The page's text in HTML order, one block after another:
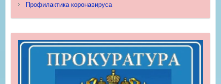
Профилактика коронавируса